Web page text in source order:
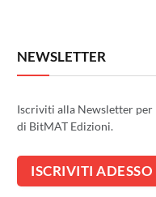
NEWSLETTER
Iscriviti alla Newsletter
di BitMAT Edizioni.